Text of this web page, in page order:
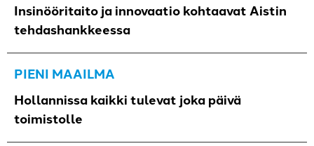
Insinööritaito ja innovaatio kohtaavat Aistin
tehdashankkeessa
PIENI MAAILMA
Hollannissa kaikki tulevat joka päivä
toimistolle